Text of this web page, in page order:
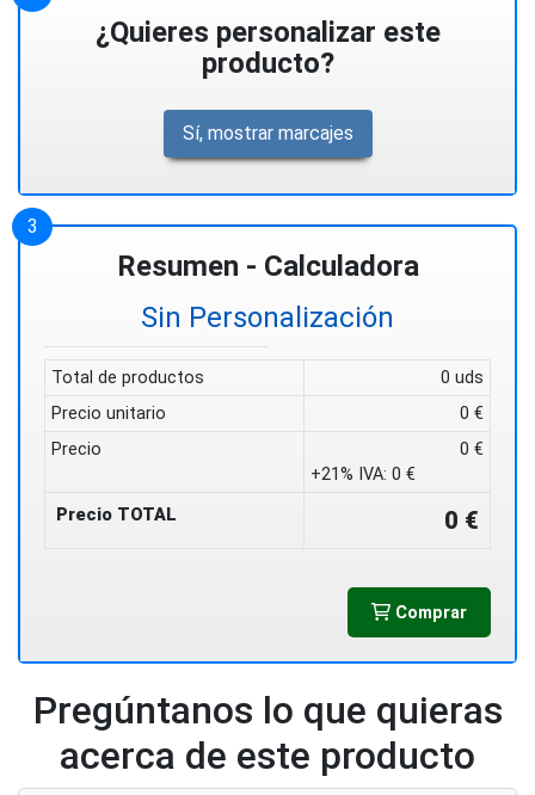
¿Quieres personalizar este
producto?
Sí, mostrar marcajes
Resumen - Calculadora
Sin Personalización
Total de productos
0 uds
Precio unitario
0 €
Precio
0 €
+21% IVA: 0 €
Precio TOTAL
0 €
Comprar
Pregúntanos lo que quieras
acerca de este producto